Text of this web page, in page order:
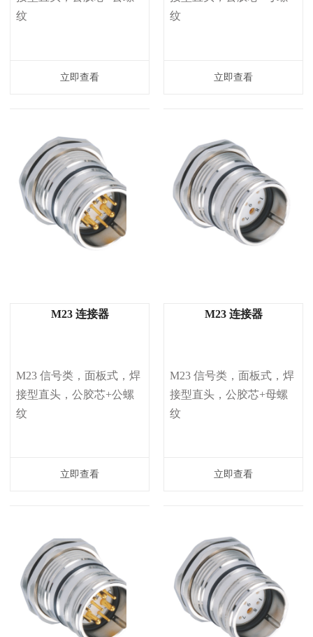
纹
立即查看
纹
立即查看
M23 连接器
M23 信号类，面板式，焊
接型直头，公胶芯+公螺
纹
立即查看
M23 连接器
M23 信号类，面板式，焊
接型直头，公胶芯+母螺
纹
立即查看